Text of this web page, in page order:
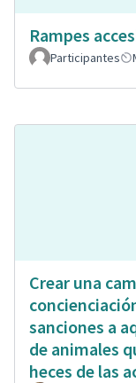
Rampes
Participantes
Crear una
sanciones a
de animales
heces de las